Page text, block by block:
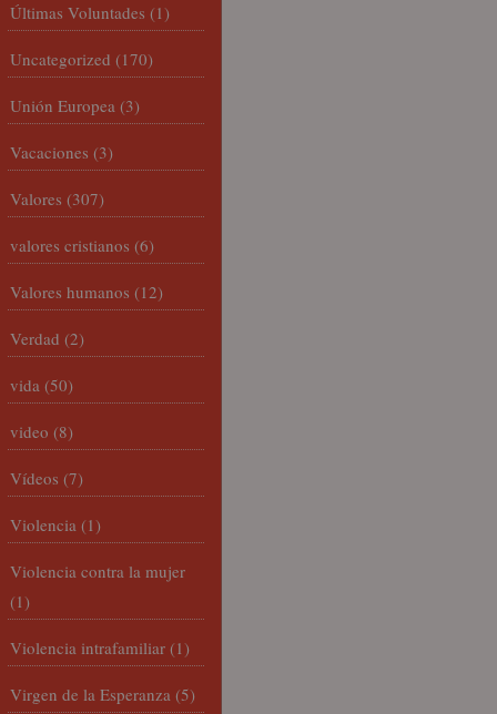
Últimas Voluntades (1)
Uncategorized (170)
Unión Europea (3)
Vacaciones (3)
Valores (307)
valores cristianos (6)
Valores humanos (12)
Verdad (2)
vida (50)
video (8)
Vídeos (7)
Violencia (1)
Violencia contra la mujer
(1)
Violencia intrafamiliar (1)
Virgen de la Esperanza (5)